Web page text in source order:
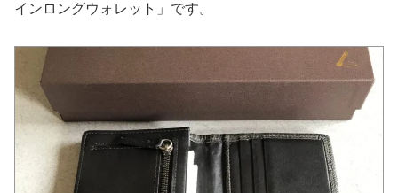
インロングウォレット」です。